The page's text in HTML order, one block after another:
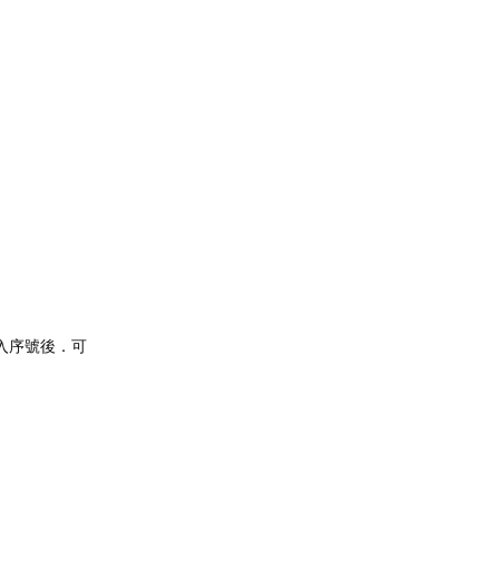
序號後．可